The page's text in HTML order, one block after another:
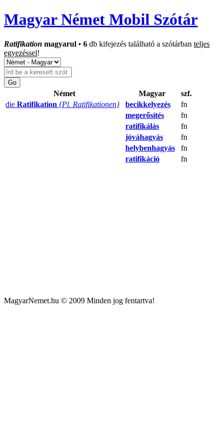
Magyar Német Mobil Szótár
Ratifikation magyarul • 6 db kifejezés található a szótárban teljes
egyezéssel!
Német Magyar
szf.
die Ratifikation {Pl. Ratifikationen} becikkelyezés
fn
megerősítés
fn
ratifikálás
fn
jóváhagyás
fn
helybenhagyás
fn
ratifikáció
fn
MagyarNemet.hu © 2009 Minden jog fentartva!